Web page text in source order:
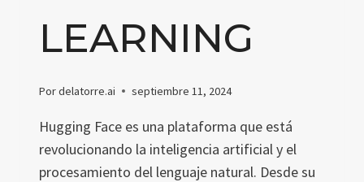
LEARNING
Pordelatorre.ai septiembre 11, 2024
Hugging Face es una plataforma que está
revolucionando la inteligencia artificial y el
procesamiento del lenguaje natural. Desde su